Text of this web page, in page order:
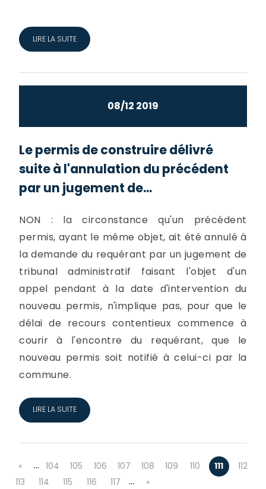
LIRE LA SUITE
08/12 2019
Le permis de construire délivré
suite à l'annulation du précédent
par un jugement de...
NON : la circonstance qu'un précédent
permis, ayant le même objet, ait été annulé à
la demande du requérant par un jugement de
tribunal administratif faisant l'objet d'un
appel pendant à la date d'intervention du
nouveau permis, n'implique pas, pour que le
délai de recours contentieux commence à
courir à l'encontre du requérant, que le
nouveau permis soit notifié à celui-ci par la
commune.
LIRE LA SUITE
« … 104 105 106 107 108 109 110 111
112
113
114 115 116 117 … »